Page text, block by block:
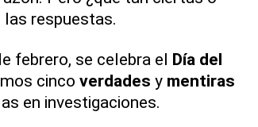
las respuestas.
febrero, se celebra el Día del
cinco verdades y mentiras
en investigaciones.